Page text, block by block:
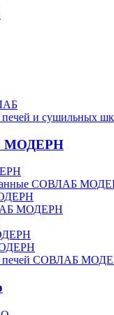
и сушильных
МОДЕРН
СОВЛАБ
МОДЕРН
печей СОВЛАБ